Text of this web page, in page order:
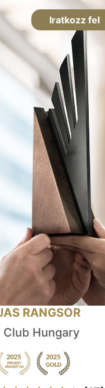
Iratkozz fel
RANGSOR
Club Hungary